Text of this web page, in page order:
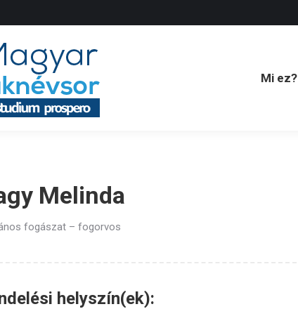
Mi ez?
Melinda
fogászat – fogorvos
helyszín(ek):
Mi ez?